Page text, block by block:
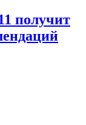
получит